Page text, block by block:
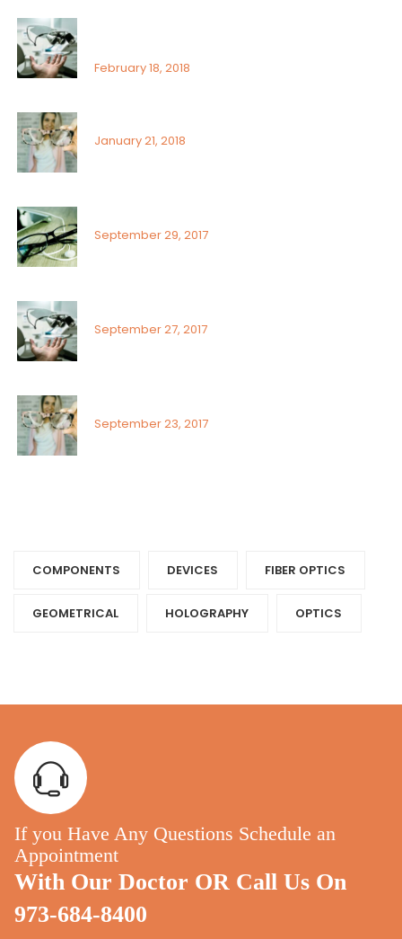
February 18, 2018
January 21, 2018
September 29, 2017
September 27, 2017
September 23, 2017
COMPONENTS‎ DEVICES‎ FIBER OPTICS‎
GEOMETRICAL HOLOGRAPHY‎ OPTICS‎
If you Have Any Questions Schedule an
Appointment
With Our Doctor OR Call Us On
973-684-8400